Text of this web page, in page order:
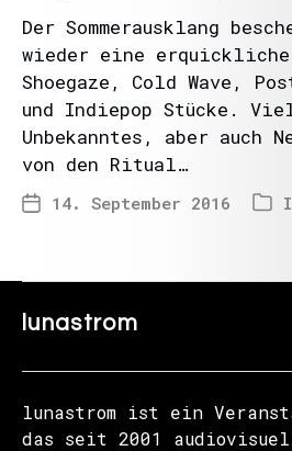
Der Sommerausklang
wieder eine
Shoegaze, Cold Wave,
und Indiepop Stücke.
Unbekanntes, aber auch
von den Ritual…
14. September 2016
lunastrom
lunastrom ist ein
das seit 2001